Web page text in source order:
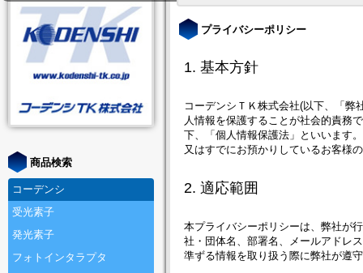
商品検索
コーデンシ
受光素子
発光素子
フォトインタラプタ
プライバシーポリシー
1. 基本方針
コーデンシＴＫ株式会社(以下、「弊
人情報を保護することが社会的責務
下、「個人情報保護法」といいます
又はすでにお預かりしているお客様
2. 適応範囲
本プライバシーポリシーは、弊社が
社・団体名、部署名、メールアドレ
準ずる情報を取り扱う際に弊社が遵